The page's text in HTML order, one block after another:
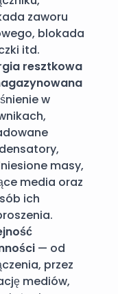
zaworu
blokada
itd.
resztkowa
w
masy,
media oraz
ich
— od
przez
mediów,